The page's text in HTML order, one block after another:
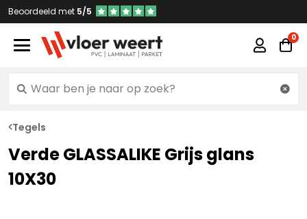
Beoordeeld met 5/5
Tegels
Verde GLASSALIKE Grijs glans
10X30